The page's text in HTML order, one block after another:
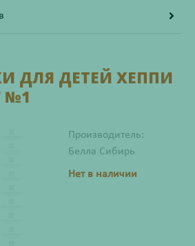
ДЛЯ ДЕТЕЙ ХЕППИ
№1
Производитель:
Белла Сибирь
Нет в наличии